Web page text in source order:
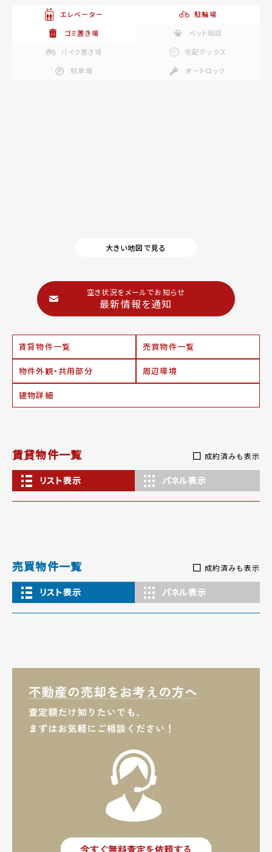
エレベーター
駐輪場
ゴミ置き場
ペット相談
バイク置き場
宅配ボックス
駐車場
オートロック
大きい地図で見る
空き状況をメールでお知らせ
最新情報を通知
賃貸物件一覧 売買物件一覧
物件外観・共用部分 周辺環境
建物詳細
賃貸物件一覧 成約済みも表示
リスト表示 パネル表示
売買物件一覧 成約済みも表示
リスト表示 パネル表示